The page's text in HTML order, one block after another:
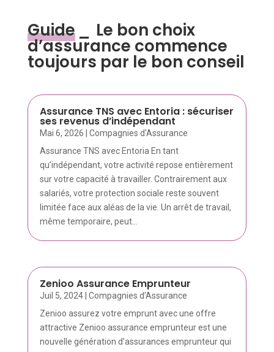
Guide _ Le bon choix
d’assurance commence
toujours par le bon conseil
Assurance TNS avec Entoria : sécuriser
ses revenus d’indépendant
Mai 6, 2026
Compagnies d'Assurance
Assurance TNS avec Entoria En tant
qu’indépendant, votre activité repose entièrement
sur votre capacité à travailler. Contrairement aux
salariés, votre protection sociale reste souvent
limitée face aux aléas de la vie. Un arrêt de travail,
même temporaire, peut...
Zenioo Assurance Emprunteur
Juil 5, 2024| Compagnies d'Assurance
Zenioo assurez votre emprunt avec une offre
attractive Zenioo assurance emprunteur est une
nouvelle génération d'assurances emprunteur qui